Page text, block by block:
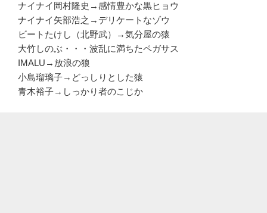
ナイナイ岡村隆史→感情豊かな黒ヒョウ
ナイナイ矢部浩之→デリケートなゾウ
ビートたけし（北野武）→気分屋の猿
大竹しのぶ・・・波乱に満ちたペガサス
IMALU→放浪の狼
小島瑠璃子→どっしりとした猿
青木裕子→しっかり者のこじか